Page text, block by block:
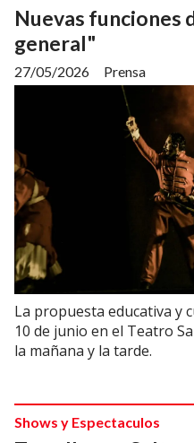
Nuevas funciones
general"
Prensa
27/05/2026
La propuesta educativa y
10 de junio en el Teatro
la mañana y la tarde.
Shows y Espectaculos